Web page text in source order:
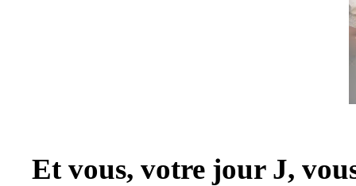
Et vous, votre jour J,